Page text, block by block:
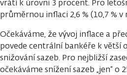
vrátí k úrovni 3 procent. Pro
průměrnou inflaci 2,6 % (10,7 % v
Očekáváme, že vývoj inflace a
povede centrální bankéře k větší
snižování sazeb. Pro nejbližší
očekáváme snížení sazeb „jen“ o